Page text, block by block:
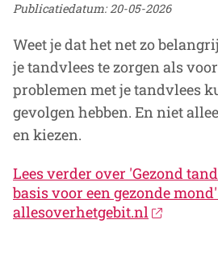
Publicatiedatum:20-05-2026
Weet je dat het net zo
je tandvlees te zorgen als
problemen met je tandvlees
gevolgen hebben. En niet
en kiezen.
Lees verder over 'Gezond
basis voor een gezonde
allesoverhetgebit.nl